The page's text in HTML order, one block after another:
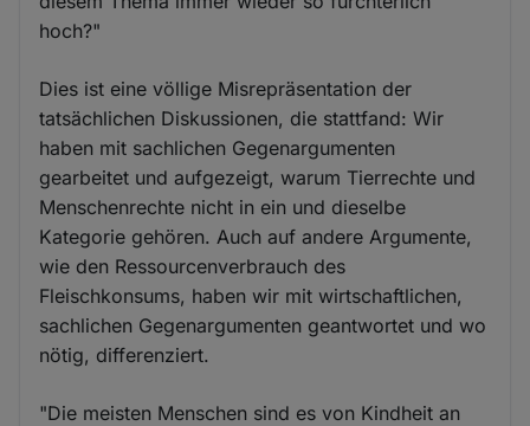
hoch?"
Dies ist eine völlige Misrepräsentation der
tatsächlichen Diskussionen, die stattfand: Wir
haben mit sachlichen Gegenargumenten
gearbeitet und aufgezeigt, warum Tierrechte und
Menschenrechte nicht in ein und dieselbe
Kategorie gehören. Auch auf andere Argumente,
wie den Ressourcenverbrauch des
Fleischkonsums, haben wir mit wirtschaftlichen,
sachlichen Gegenargumenten geantwortet und wo
nötig, differenziert.
"Die meisten Menschen sind es von Kindheit an